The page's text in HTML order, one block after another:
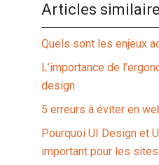
Articles
Quels sont les enjeux
L’importance de
design
5 erreurs à éviter en
Pourquoi UI Design et
important pour les